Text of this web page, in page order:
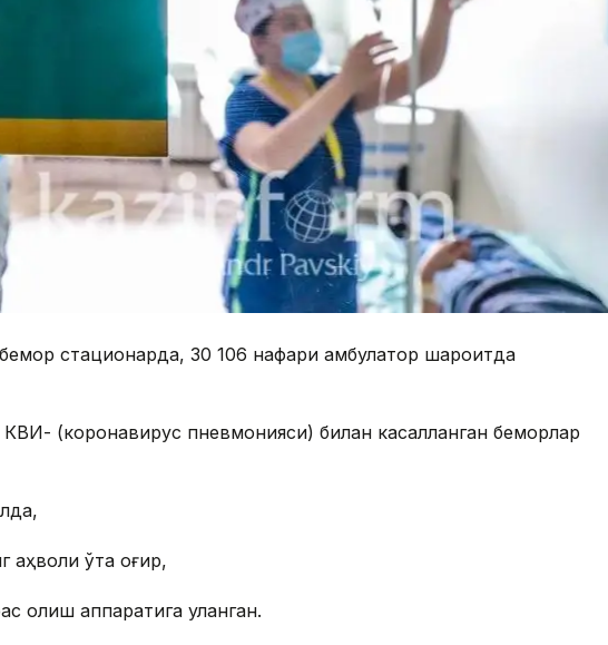
стационарда, 30 106 нафари амбулатор шароитда
(коронавирус пневмонияси) билан касалланган беморлар
аҳволи ўта оғир,
олиш аппаратига уланган.